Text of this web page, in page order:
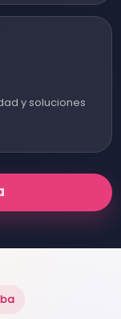
y soluciones